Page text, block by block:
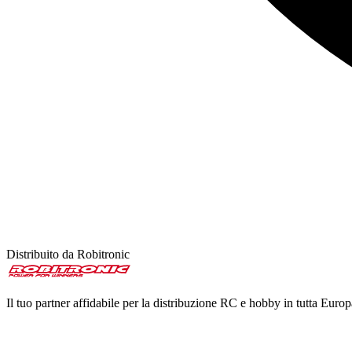
Distribuito da Robitronic
Il tuo partner affidabile per la distribuzione RC e hobby in tutta